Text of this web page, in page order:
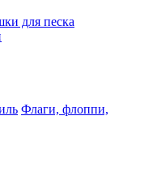
для песка
Флаги, флоппи,